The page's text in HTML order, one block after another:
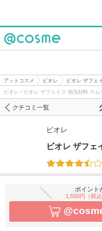
アットコスメ ビオレ ビオレ ザフェ
ビオレ / ビオレ ザフェイス 泡洗顔料 スム
クチコミ一覧
ビオレ
ビオレ ザフェ
ポイント
1,500円（税